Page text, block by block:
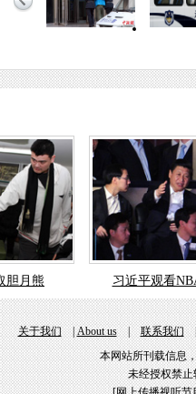
胆月熊 习近平观看
关于我们|About us|联系我们
本网站所刊载信息
未经授权禁